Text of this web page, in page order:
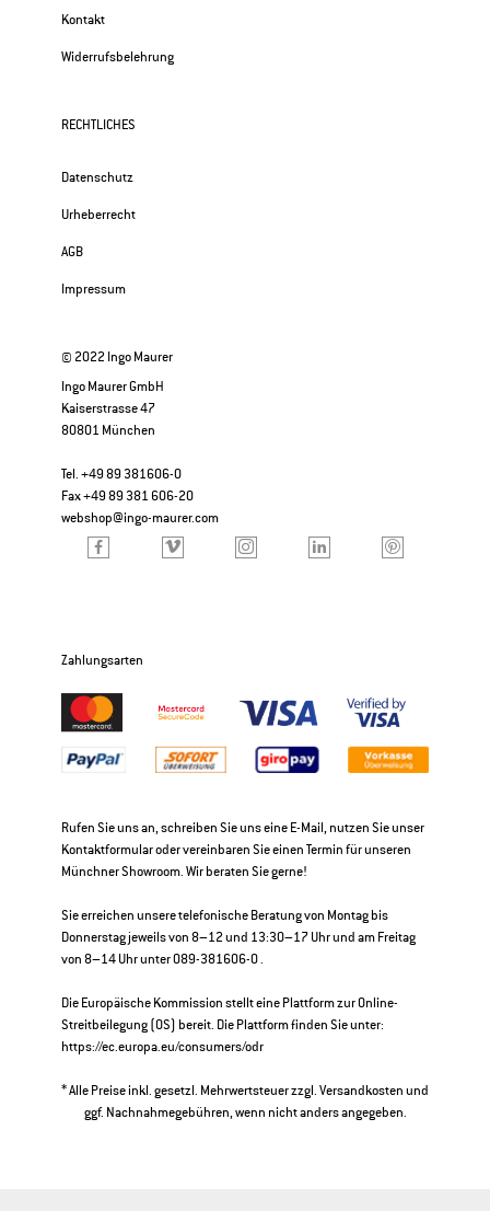
Kontakt
Widerrufsbelehrung
RECHTLICHES
Datenschutz
Urheberrecht
AGB
Impressum
© 2022 Ingo Maurer
Ingo Maurer GmbH
Kaiserstrasse 47
80801 München
Tel. +49 89 381606-0
Fax +49 89 381 606-20
webshop@ingo-maurer.com
Zahlungsarten
Rufen Sie uns an, schreiben Sie uns eine E-Mail, nutzen Sie unser
Kontaktformular oder vereinbaren Sie einen Termin für unseren
Münchner Showroom. Wir beraten Sie gerne!
Sie erreichen unsere telefonische Beratung von Montag bis
Donnerstag jeweils von 8–12 und 13:30–17 Uhr und am Freitag
von 8–14 Uhr unter 089-381606-0 .
Die Europäische Kommission stellt eine Plattform zur Online-
Streitbeilegung (OS) bereit. Die Plattform finden Sie unter:
https://ec.europa.eu/consumers/odr
* Alle Preise inkl. gesetzl. Mehrwertsteuer zzgl.Versandkostenund
ggf. Nachnahmegebühren, wenn nicht anders angegeben.